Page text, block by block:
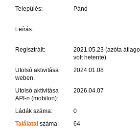
Település:
Pánd
Leírás:
Regisztrált:
2021.05.23 (azóta
volt hetente)
Utolsó aktivitása
weben:
2024.01.08
Utolsó aktivitása
API-n (mobilon):
2026.04.07
Ládák száma:
0
Találataiszáma:
64